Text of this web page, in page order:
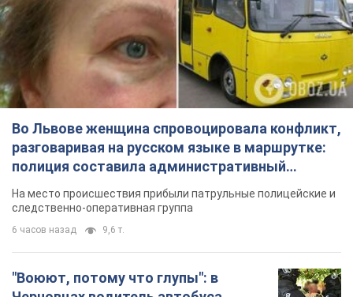
Во Львове женщина спровоцировала конфликт,
разговаривая на русском языке в маршрутке:
полиция составила административный
протокол. Видео
На место происшествия прибыли патрульные полицейские и
следственно-оперативная группа
6 часов назад 9,6 т.
"Воюют, потому что глупы": в